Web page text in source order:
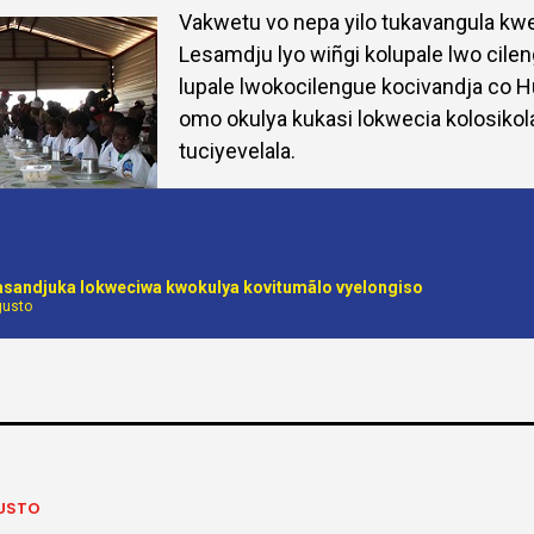
Vakwetu vo nepa yilo tukavangula
Lesamdju lyo wiñgi kolupale lwo
lupale lwokocilengue kocivandja co
omo okulya kukasi lokwecia
tuciyevelala.
lokweciwa kwokulya kovitumãlo vyelongiso